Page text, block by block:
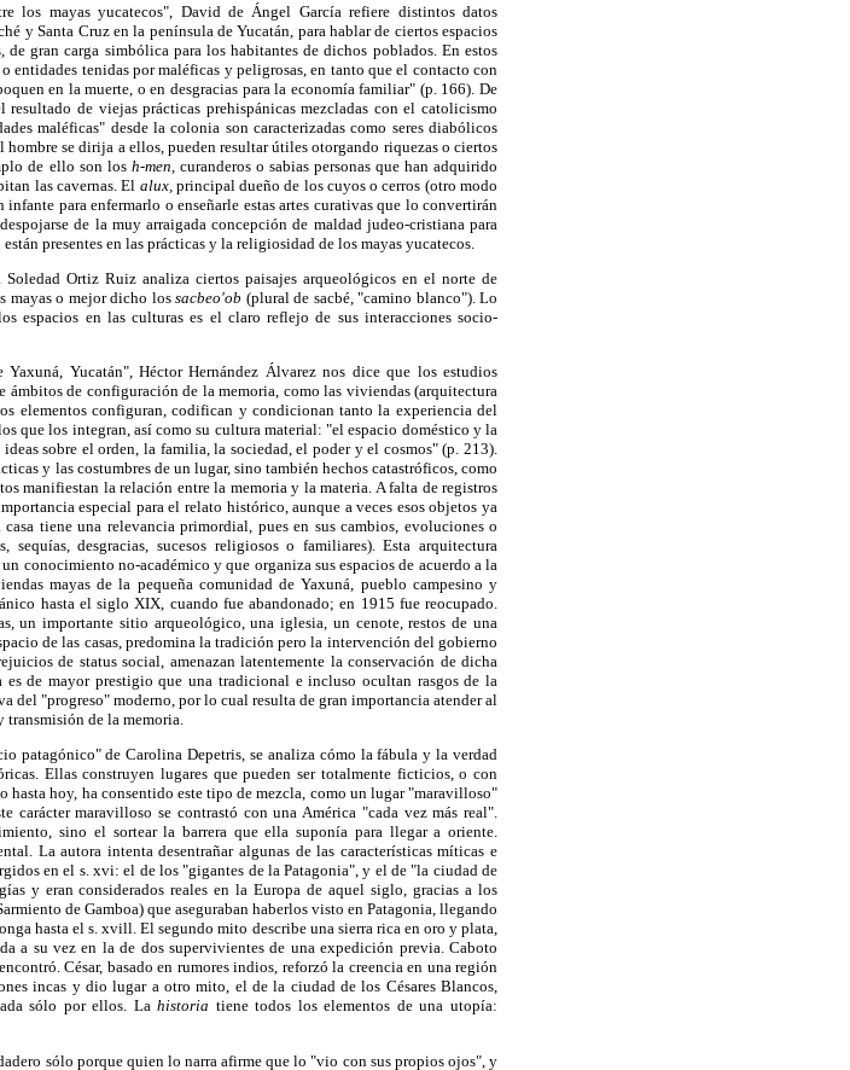
mayas yucatecos", David de Ángel García refiere distintos datos
y Santa Cruz en la península de Yucatán, para hablar de ciertos espacios
de gran carga simbólica para los habitantes de dichos poblados. En estos
entidades tenidas por maléficas y peligrosas, en tanto que el contacto con
en la muerte, o en desgracias para la economía familiar" (p. 166). De
de viejas prácticas prehispánicas mezcladas con el catolicismo
maléficas" desde la colonia son caracterizadas como seres diabólicos
se dirija a ellos, pueden resultar útiles otorgando riquezas o ciertos
de ello son los h-men, curanderos o sabias personas que han adquirido
las cavernas. El alux, principal dueño de los cuyos o cerros (otro modo
para enfermarlo o enseñarle estas artes curativas que lo convertirán
de la muy arraigada concepción de maldad judeo-cristiana para
presentes en las prácticas y la religiosidad de los mayas yucatecos.
Ortiz Ruiz analiza ciertos paisajes arqueológicos en el norte de
mayas o mejor dicho lossacbeo'ob (plural de sacbé, "camino blanco"). Lo
espacios en las culturas es el claro reflejo de sus interacciones socio-
Yucatán", Héctor Hernández Álvarez nos dice que los estudios
de configuración de la memoria, como las viviendas (arquitectura
elementos configuran, codifican y condicionan tanto la experiencia del
que los integran, así como su cultura material: "el espacio doméstico y la
sobre el orden, la familia, la sociedad, el poder y el cosmos" (p. 213).
y las costumbres de un lugar, sino también hechos catastróficos, como
manifiestan la relación entre la memoria y la materia. A falta de registros
especial para el relato histórico, aunque a veces esos objetos ya
tiene una relevancia primordial, pues en sus cambios, evoluciones o
sequías, desgracias, sucesos religiosos o familiares). Esta arquitectura
conocimiento no-académico y que organiza sus espacios de acuerdo a la
mayas de la pequeña comunidad de Yaxuná, pueblo campesino y
hasta el siglo XIX, cuando fue abandonado; en 1915 fue reocupado.
un importante sitio arqueológico, una iglesia, un cenote, restos de una
de las casas, predomina la tradición pero la intervención del gobierno
de status social, amenazan latentemente la conservación de dicha
de mayor prestigio que una tradicional e incluso ocultan rasgos de la
del "progreso" moderno, por lo cual resulta de gran importancia atender al
transmisión de la memoria.
patagónico" de Carolina Depetris, se analiza cómo la fábula y la verdad
Ellas construyen lugares que pueden ser totalmente ficticios, o con
hasta hoy, ha consentido este tipo de mezcla, como un lugar "maravilloso"
maravilloso se contrastó con una América "cada vez más real".
sino el sortear la barrera que ella suponía para llegar a oriente.
La autora intenta desentrañar algunas de las características míticas e
en el s. xvi: el de los "gigantes de la Patagonia", y el de "la ciudad de
y eran considerados reales en la Europa de aquel siglo, gracias a los
de Gamboa) que aseguraban haberlos visto en Patagonia, llegando
hasta el s. xvill. El segundo mito describe una sierra rica en oro y plata,
a su vez en la de dos supervivientes de una expedición previa. Caboto
César, basado en rumores indios, reforzó la creencia en una región
incas y dio lugar a otro mito, el de la ciudad de los Césares Blancos,
sólo por ellos. Lahistoria tiene todos los elementos de una utopía:
sólo porque quien lo narra afirme que lo "vio con sus propios ojos", y